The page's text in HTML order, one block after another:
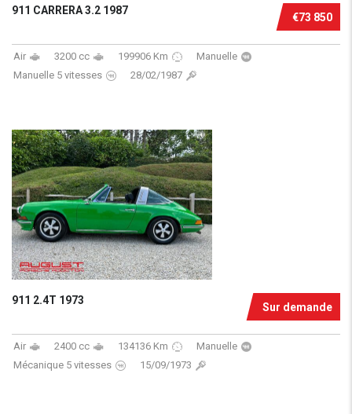
€73 850
911 CARRERA 3.2 1987
Air 3200 cc 199906 Km
Manuelle
Manuelle 5 vitesses
28/02/1987
Sur demande
911 2.4T 1973
Air 2400 cc 134136 Km
Manuelle
Mécanique 5 vitesses
15/09/1973